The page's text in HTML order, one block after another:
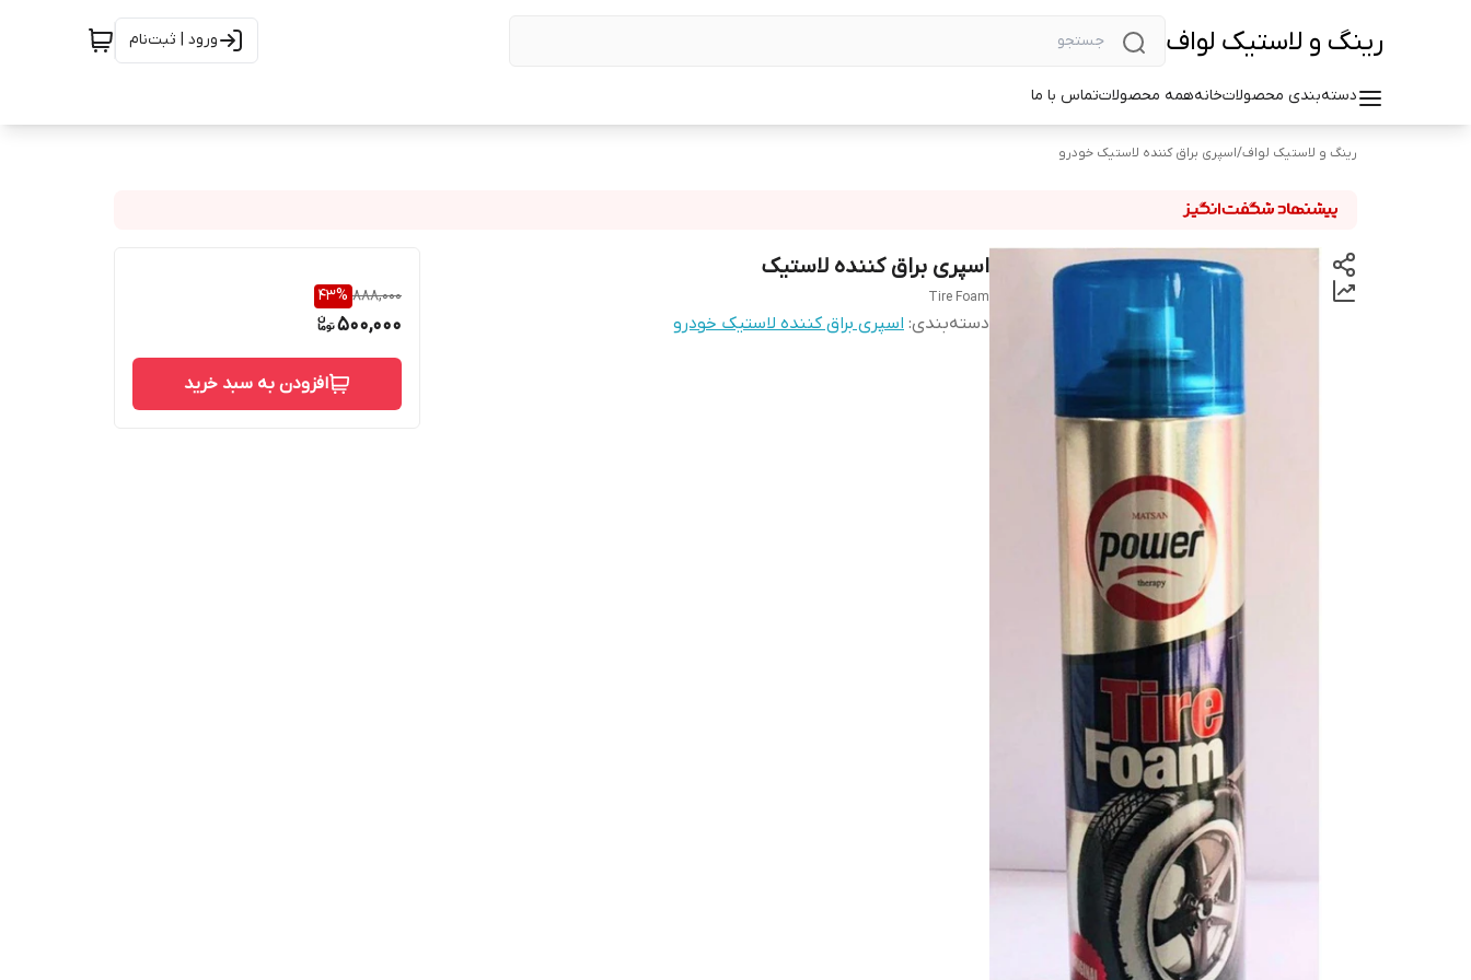
رینگ و لاستیک لواف ورود | ثبت‌نام
دسته‌بندی محصولاتخانههمه محصولاتتماس با ما
رینگ و لاستیک لواف/اسپری براق کننده لاستیک خودرو
اسپری براق کننده لاستیک
Tire Foam
دسته‌بندی: اسپری براق کننده لاستیک خودرو
888,000
43%
500,000
افزودن به سبد خرید